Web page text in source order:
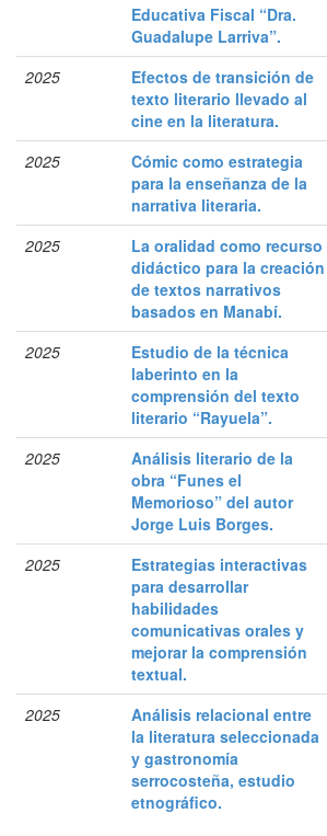
Educativa Fiscal “Dra.
Guadalupe Larriva”.
2025
Efectos de transición de
texto literario llevado al
cine en la literatura.
2025
Cómic como estrategia
para la enseñanza de la
narrativa literaria.
2025
La oralidad como recurso
didáctico para la creación
de textos narrativos
basados en Manabí.
2025
Estudio de la técnica
laberinto en la
comprensión del texto
literario “Rayuela”.
2025
Análisis literario de la
obra “Funes el
Memorioso” del autor
Jorge Luis Borges.
2025
Estrategias interactivas
para desarrollar
habilidades
comunicativas orales y
mejorar la comprensión
textual.
2025
Análisis relacional entre
la literatura seleccionada
y gastronomía
serrocosteña, estudio
etnográfico.